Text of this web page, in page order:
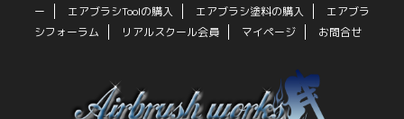
ー
エアブラシToolの購入 エアブラシ塗料の購入
エアブラ
シフォーラム
リアルスクール会員 マイページ お問合せ